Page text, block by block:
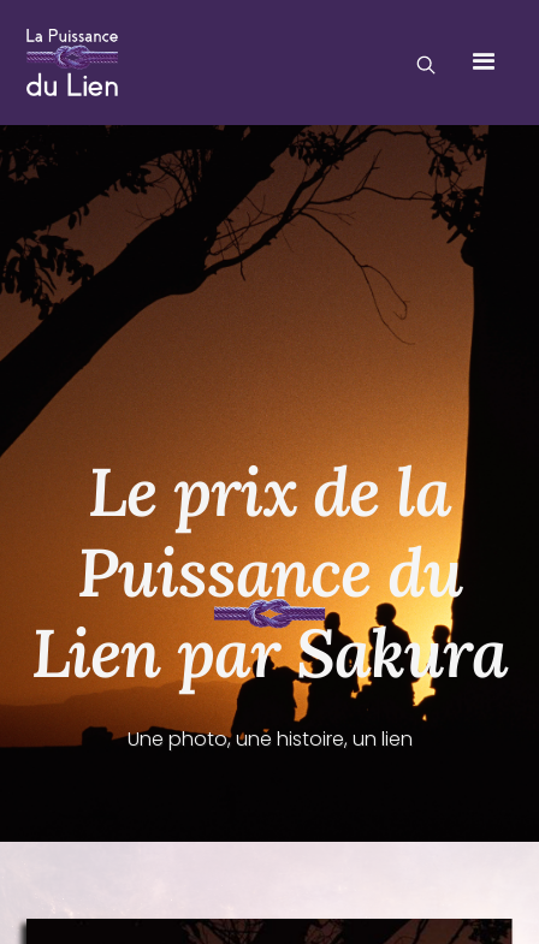
Le prix de la
Puissance du
Lien par Sakura
Une photo, une histoire, un lien